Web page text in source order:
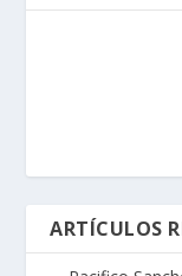
ARTÍCULOS